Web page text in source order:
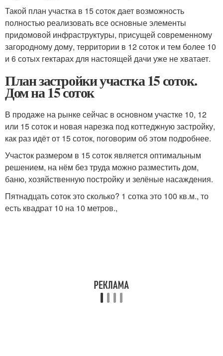
Такой план участка в 15 соток дает возможность
полностью реализовать все основные элементы
придомовой инфраструктуры, присущей современному
загородному дому, территории в 12 соток и тем более 10
и 6 сотых гектарах для настоящей дачи уже не хватает.
План застройки участка 15 соток.
Дом на 15 соток
В продаже на рынке сейчас в основном участке 10, 12
или 15 соток и новая нарезка под коттеджную застройку,
как раз идёт от 15 соток, поговорим об этом подробнее.
Участок размером в 15 соток является оптимальным
решением, на нём без труда можно разместить дом,
баню, хозяйственную постройку и зелёные насаждения.
Пятнадцать соток это сколько? 1 сотка это 100 кв.м., то
есть квадрат 10 на 10 метров.,